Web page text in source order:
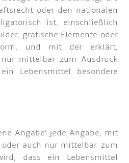
oder den nationalen
ist, einschließlich
grafische Elemente oder
und mit der erklärt,
mittelbar zum Ausdruck
Lebensmittel besondere
Angabe‘ jede Angabe, mit
auch nur mittelbar zum
dass ein Lebensmittel